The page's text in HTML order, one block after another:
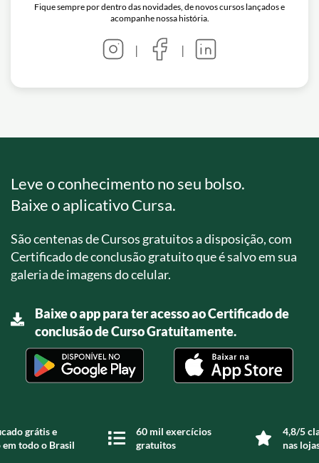
Fique sempre por dentro das novidades, de novos cursos lançados e
acompanhe nossa história.
| |
Leve o conhecimento no seu bolso.
Baixe o aplicativo Cursa.
São centenas de Cursos gratuitos a disposição, com
Certificado de conclusão gratuito que é salvo em sua
galeria de imagens do celular.
Baixe o app para ter acesso ao Certificado de
conclusão de Curso Gratuitamente.
grátis e
todo o Brasil
60 mil exercícios
gratuitos
4,8/5
nas